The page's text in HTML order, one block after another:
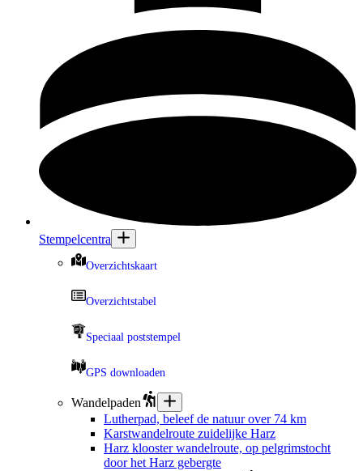
Stempelcentra
Overzichtskaart
Overzichtstabel
Speciaal poststempel
GPS downloaden
Wandelpaden
Lutherpad, beleef de natuur over 74 km
Karstwandelroute zuidelijke Harz
Harz klooster wandelroute, op pelgrimstocht
door het Harz gebergte